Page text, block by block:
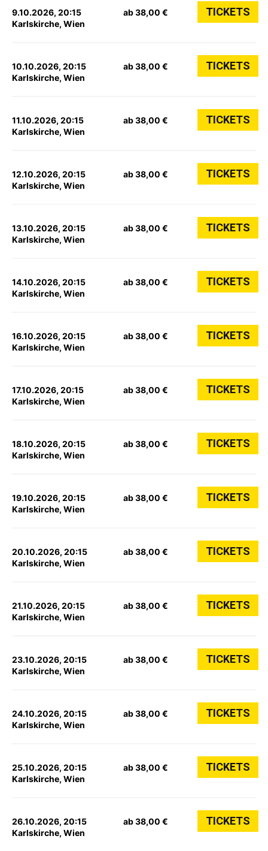
9.10.2026, 20:15
Karlskirche, Wien
ab 38,00 € TICKETS
10.10.2026, 20:15
Karlskirche, Wien
ab 38,00 € TICKETS
11.10.2026, 20:15
Karlskirche, Wien
ab 38,00 € TICKETS
12.10.2026, 20:15
Karlskirche, Wien
ab 38,00 € TICKETS
13.10.2026, 20:15
Karlskirche, Wien
ab 38,00 € TICKETS
14.10.2026, 20:15
Karlskirche, Wien
ab 38,00 € TICKETS
16.10.2026, 20:15
Karlskirche, Wien
ab 38,00 € TICKETS
17.10.2026, 20:15
Karlskirche, Wien
ab 38,00 € TICKETS
18.10.2026, 20:15
Karlskirche, Wien
ab 38,00 € TICKETS
19.10.2026, 20:15
Karlskirche, Wien
ab 38,00 € TICKETS
20.10.2026, 20:15
Karlskirche, Wien
ab 38,00 € TICKETS
21.10.2026, 20:15
Karlskirche, Wien
ab 38,00 € TICKETS
23.10.2026, 20:15
Karlskirche, Wien
ab 38,00 € TICKETS
24.10.2026, 20:15
Karlskirche, Wien
ab 38,00 € TICKETS
25.10.2026, 20:15
Karlskirche, Wien
ab 38,00 € TICKETS
26.10.2026, 20:15
Karlskirche, Wien
ab 38,00 € TICKETS